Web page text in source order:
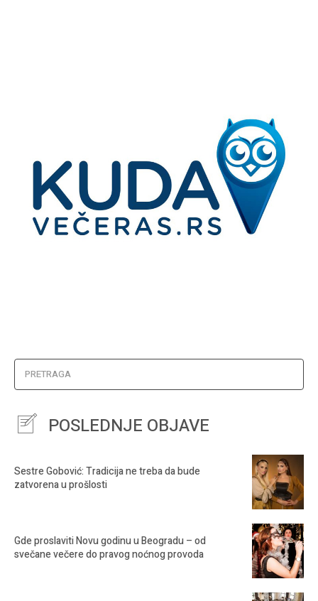
PRETRAGA
POSLEDNJE OBJAVE
Sestre Gobović: Tradicija ne treba da bude
zatvorena u prošlosti
Gde proslaviti Novu godinu u Beogradu – od
svečane večere do pravog noćnog provoda